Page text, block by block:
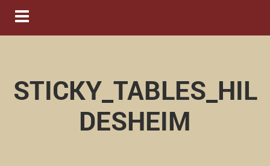
Navigation ein-/ausblenden
STICKY_TABLES_HIL
DESHEIM